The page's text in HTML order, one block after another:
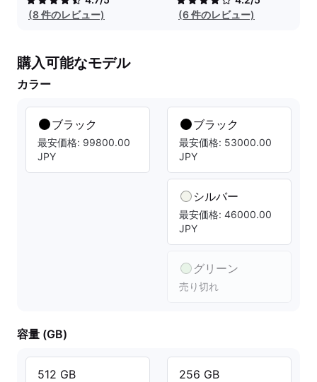
(8 件のレビュー)
(6 件のレビュー)
購入可能なモデル
カラー
ブラック
最安価格: 99800.00
JPY
ブラック
最安価格: 53000.00
JPY
シルバー
最安価格: 46000.00
JPY
グリーン
売り切れ
容量 (GB)
512 GB 256 GB